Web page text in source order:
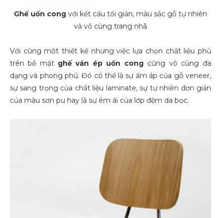
Ghế uốn cong với kết cấu tối giản, màu sắc gỗ tự nhiên
và vô cùng trang nhã
Với cùng một thiết kế nhưng việc lựa chọn chất liệu phủ
trên bề mặt ghế ván ép uốn cong cũng vô cùng đa
dạng và phong phú. Đó có thể là sự ấm áp của gỗ veneer,
sự sang trọng của chất liệu laminate, sự tự nhiên đơn giản
của màu sơn pu hay là sự êm ái của lớp đệm da bọc.